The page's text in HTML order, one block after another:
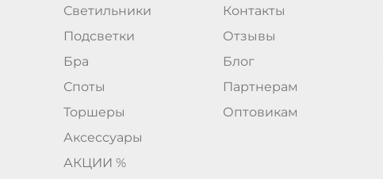
Светильники
Подсветки
Бра
Споты
Торшеры
Аксессуары
АКЦИИ %
Контакты
Отзывы
Блог
Партнерам
Оптовикам